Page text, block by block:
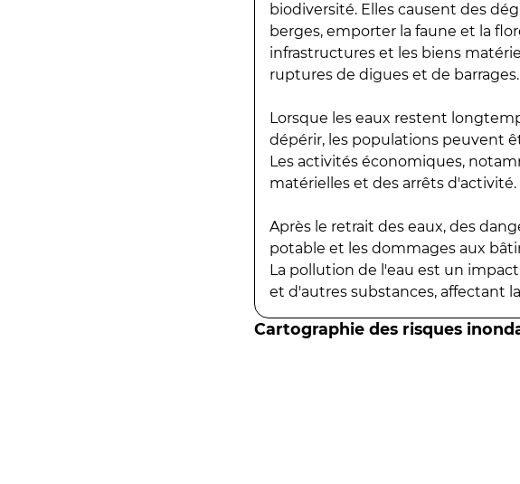
biodiversité. Elles causent des
berges, emporter la faune et la
infrastructures et les biens
ruptures de digues et de barrages.
Lorsque les eaux restent
dépérir, les populations peuvent
Les activités économiques,
matérielles et des arrêts d'activité.
Après le retrait des eaux, des
potable et les dommages aux
La pollution de l'eau est un
et d'autres substances, affectant
Cartographie des risques